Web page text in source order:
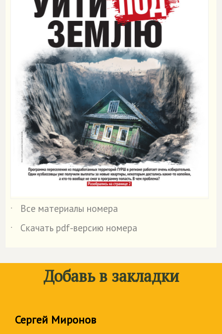
˙
Все материалы номера
˙
Скачать pdf-версию номера
Добавь в закладки
Сергей Миронов